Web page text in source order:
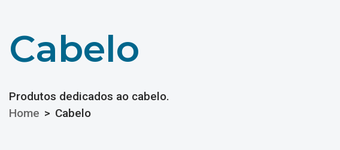
Cabelo
Cabelo
Produtos dedicados ao cabelo.
Home
Cabelo